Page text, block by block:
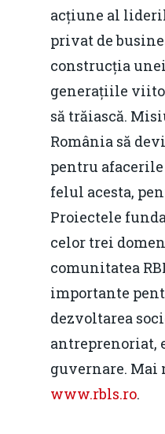
acțiune al
privat de
construcția
generațiile
să trăiască.
România să
pentru
felul acesta,
Proiectele
celor trei
comunitatea
importante
dezvoltarea
antreprenoriat,
guvernare. Mai
www.rbls.ro.